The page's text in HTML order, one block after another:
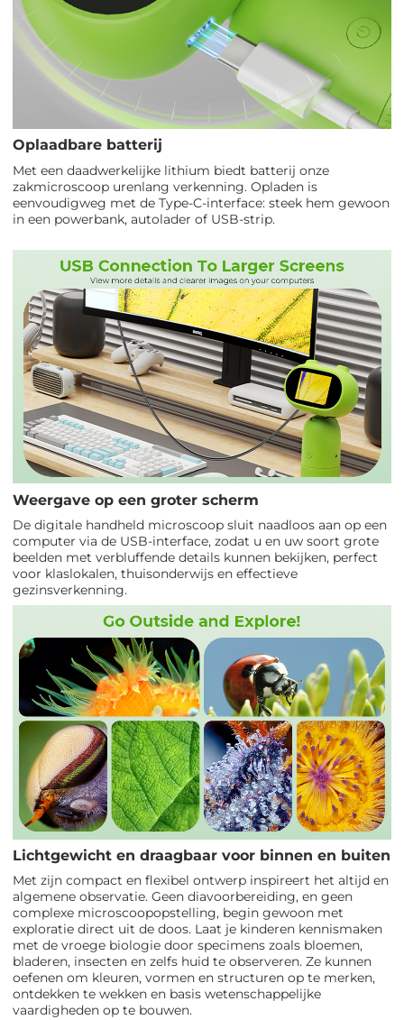
Oplaadbare batterij
Met een daadwerkelijke lithium biedt batterij onze
zakmicroscoop urenlang verkenning. Opladen is
eenvoudigweg met de Type-C-interface: steek hem gewoon
in een powerbank, autolader of USB-strip.
Weergave op een groter scherm
De digitale handheld microscoop sluit naadloos aan op een
computer via de USB-interface, zodat u en uw soort grote
beelden met verbluffende details kunnen bekijken, perfect
voor klaslokalen, thuisonderwijs en effectieve
gezinsverkenning.
Lichtgewicht en draagbaar voor binnen en buiten
Met zijn compact en flexibel ontwerp inspireert het altijd en
algemene observatie. Geen diavoorbereiding, en geen
complexe microscoopopstelling, begin gewoon met
exploratie direct uit de doos. Laat je kinderen kennismaken
met de vroege biologie door specimens zoals bloemen,
bladeren, insecten en zelfs huid te observeren. Ze kunnen
oefenen om kleuren, vormen en structuren op te merken,
ontdekken te wekken en basis wetenschappelijke
vaardigheden op te bouwen.